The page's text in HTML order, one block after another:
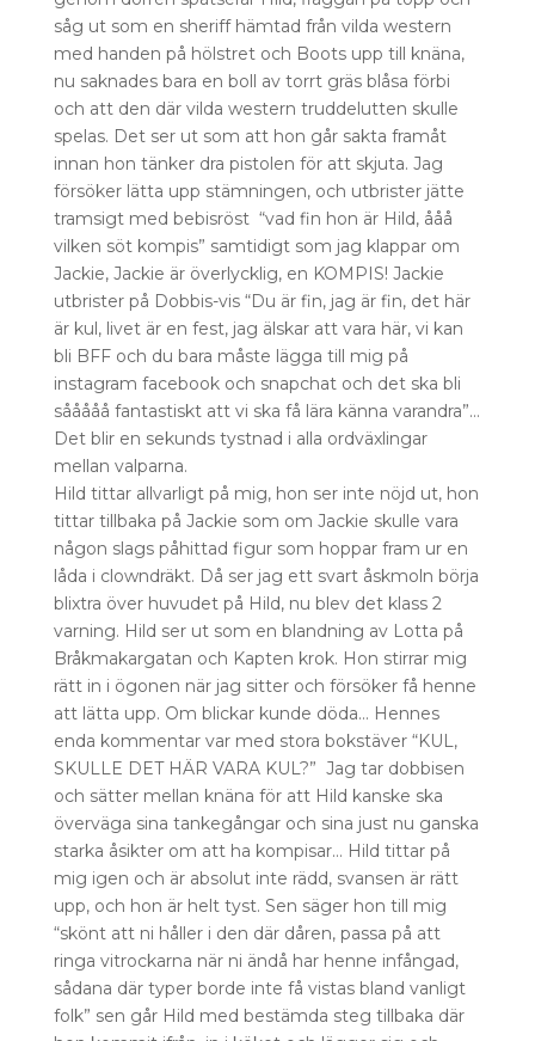
såg ut som en sheriff hämtad från vilda western
med handen på hölstret och Boots upp till knäna,
nu saknades bara en boll av torrt gräs blåsa förbi
och att den där vilda western truddelutten skulle
spelas. Det ser ut som att hon går sakta framåt
innan hon tänker dra pistolen för att skjuta. Jag
försöker lätta upp stämningen, och utbrister jätte
tramsigt med bebisröst “vad fin hon är Hild, ååå
vilken söt kompis” samtidigt som jag klappar om
Jackie, Jackie är överlycklig, en KOMPIS! Jackie
utbrister på Dobbis-vis “Du är fin, jag är fin, det här
är kul, livet är en fest, jag älskar att vara här, vi kan
bli BFF och du bara måste lägga till mig på
instagram facebook och snapchat och det ska bli
sååååå fantastiskt att vi ska få lära känna varandra”…
Det blir en sekunds tystnad i alla ordväxlingar
mellan valparna.
Hild tittar allvarligt på mig, hon ser inte nöjd ut, hon
tittar tillbaka på Jackie som om Jackie skulle vara
någon slags påhittad figur som hoppar fram ur en
låda i clowndräkt. Då ser jag ett svart åskmoln börja
blixtra över huvudet på Hild, nu blev det klass 2
varning. Hild ser ut som en blandning av Lotta på
Bråkmakargatan och Kapten krok. Hon stirrar mig
rätt in i ögonen när jag sitter och försöker få henne
att lätta upp. Om blickar kunde döda… Hennes
enda kommentar var med stora bokstäver “KUL,
SKULLE DET HÄR VARA KUL?” Jag tar dobbisen
och sätter mellan knäna för att Hild kanske ska
överväga sina tankegångar och sina just nu ganska
starka åsikter om att ha kompisar… Hild tittar på
mig igen och är absolut inte rädd, svansen är rätt
upp, och hon är helt tyst. Sen säger hon till mig
“skönt att ni håller i den där dåren, passa på att
ringa vitrockarna när ni ändå har henne infångad,
sådana där typer borde inte få vistas bland vanligt
folk” sen går Hild med bestämda steg tillbaka där